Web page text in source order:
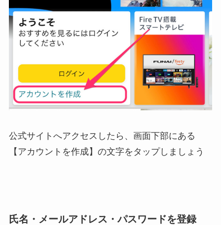
公式サイトへアクセスしたら、画面下部にある
【アカウントを作成】の文字をタップしましょう
氏名・メールアドレス・パスワードを登録